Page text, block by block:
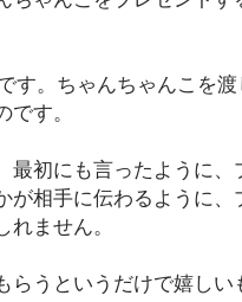
す。ちゃんちゃんこを
す。
最初にも言ったように
相手に伝わるように
ません。
うというだけで嬉し